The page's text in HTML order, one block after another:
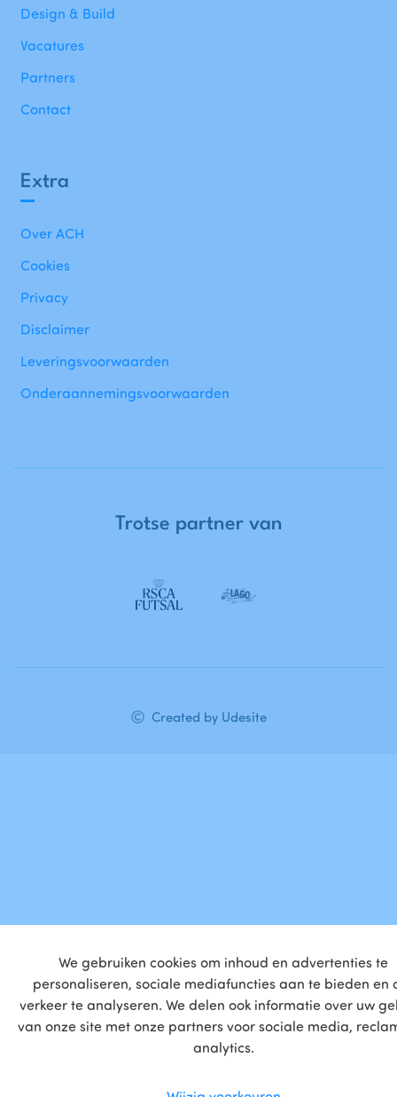
We gebruiken cookies om inhoud en advertenties te
personaliseren, sociale mediafuncties aan te bieden en
verkeer te analyseren. We delen ook informatie over uw
van onze site met onze partners voor sociale media,
analytics.
Extra
Over ACH
Cookies
Privacy
Disclaimer
Leveringsvoorwaarden
Onderaannemingsvoorwaarden
Design & Build
Vacatures
Partners
Contact
Trotse partnervan
Created by Udesite